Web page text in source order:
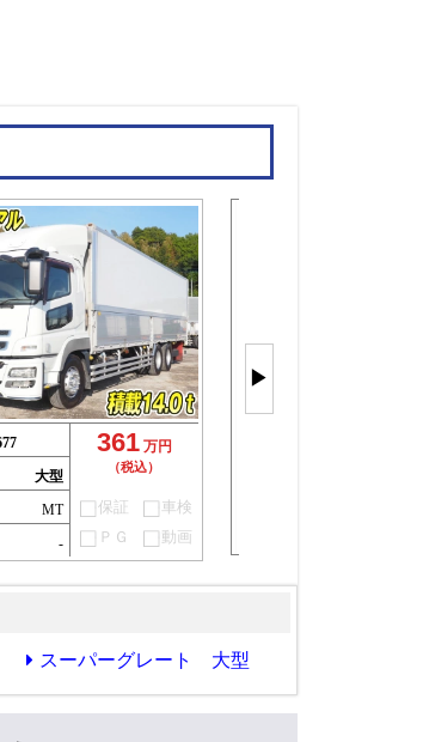
大型
MT
-
361 万円
（税込）
保証
車検
ＰＧ
動画
▶
スーパーグレート 大型